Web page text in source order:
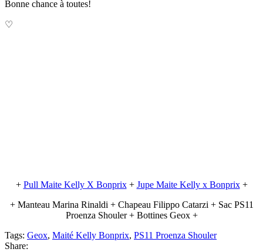
Bonne chance à toutes!
♡
+ Pull Maite Kelly X Bonprix+ Jupe Maite Kelly x Bonprix+
+ Manteau Marina Rinaldi + Chapeau Filippo Catarzi + Sac PS11
Proenza Shouler + Bottines Geox +
Tags: Geox, Maité Kelly Bonprix, PS11 Proenza Shouler
Share: